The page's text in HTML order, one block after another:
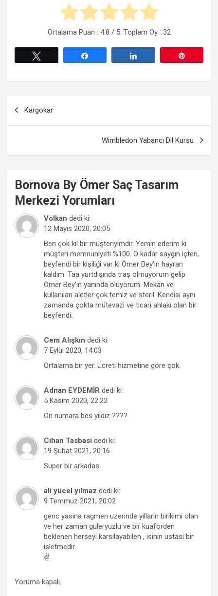
Ortalama Puan : 4.8 / 5. Toplam Oy : 32
gezinmesi
Kargokar
Wimbledon Yabancı Dil Kursu
Bornova By Ömer Saç Tasarım
Merkezi Yorumları
Volkan dedi ki:
12 Mayıs 2020, 20:05
Ben çok kıl bir müşteriyimdir. Yemin ederim ki
müşteri memnuniyeti %100. O kadar saygın içten,
beyfendi bir kişiliği var ki Ömer Bey’in hayran
kaldım. Taa yurtdışında traş olmuyorum gelip
Ömer Bey’in yanında oluyorum. Mekan ve
kullanılan aletler çok temiz ve steril. Kendisi aynı
zamanda çokta mütevazi ve ticari ahlakı olan bir
beyfendi.
Cem Alışkın dedi ki:
7 Eylül 2020, 14:03
Ortalama bir yer. Ücreti hizmetine göre çok.
Adnan EYDEMİR dedi ki:
5 Kasım 2020, 22:22
On numara bes yildiz ????
Cihan Tasbasi dedi ki:
19 Şubat 2021, 20:16
Super bir arkadas
ali yücel yılmaz dedi ki:
9 Temmuz 2021, 20:02
genc yasina ragmen uzerinde yillarin birikimi olan
ve her zaman guleryuzlu ve bir kuaforden
beklenen herseyi karsilayabilen , isinin ustasi bir
isletmedir.
✌
Yoruma kapalı.